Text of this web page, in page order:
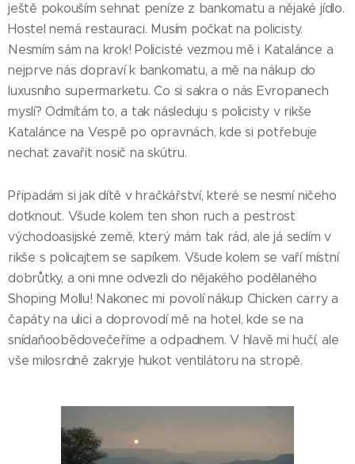
ještě pokouším sehnat peníze z bankomatu a nějaké jídlo.
Hostel nemá restauraci. Musím počkat na policisty.
Nesmím sám na krok! Policisté vezmou mě i Katalánce a
nejprve nás dopraví k bankomatu, a mě na nákup do
luxusního supermarketu. Co si sakra o nás Evropanech
myslí? Odmítám to, a tak následuju s policisty v rikše
Katalánce na Vespě po opravnách, kde si potřebuje
nechat zavařit nosič na skútru.
Připadám si jak dítě v hračkářství, které se nesmí ničeho
dotknout. Všude kolem ten shon ruch a pestrost
východoasijské země, který mám tak rád, ale já sedím v
rikše s policajtem se sapíkem. Všude kolem se vaří místní
dobrůtky, a oni mne odvezli do nějakého podělaného
Shoping Mollu! Nakonec mi povolí nákup Chicken carry a
čapáty na ulici a doprovodí mě na hotel, kde se na
snídaňoobědovečeříme a odpadnem. V hlavě mi hučí, ale
vše milosrdně zakryje hukot ventilátoru na stropě.